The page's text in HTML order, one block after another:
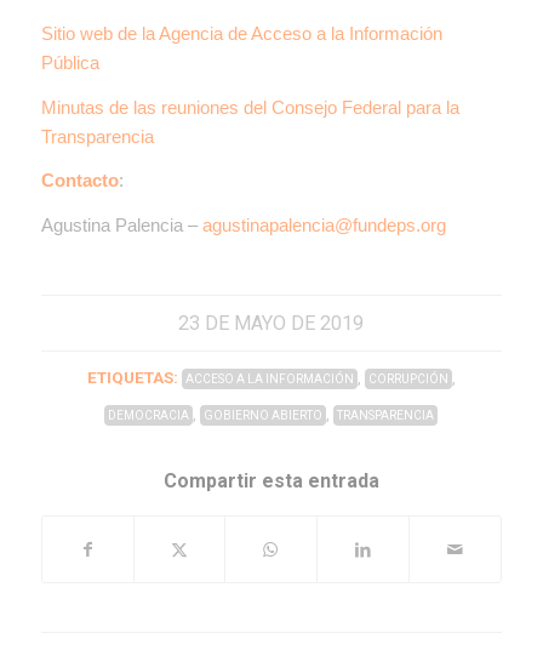
Sitio web de la Agencia de Acceso a la Información
Pública
Minutas de las reuniones del Consejo Federal para la
Transparencia
Contacto:
Agustina Palencia –agustinapalencia@fundeps.org
23 DE MAYO DE 2019
ETIQUETAS: ACCESO A LA INFORMACIÓN , CORRUPCIÓN ,
DEMOCRACIA , GOBIERNO ABIERTO , TRANSPARENCIA
Compartir esta entrada